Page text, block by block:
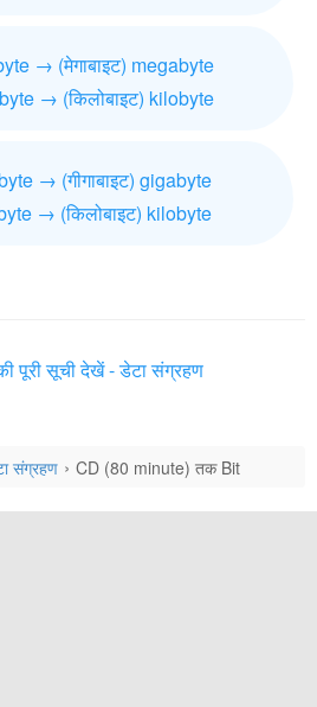
→ (मेगाबाइट) megabyte
→ (किलोबाइट) kilobyte
→ (गीगाबाइट) gigabyte
→ (किलोबाइट) kilobyte
पूरी सूची देखें - डेटा संग्रहण
संग्रहण CD (80 minute) तक Bit